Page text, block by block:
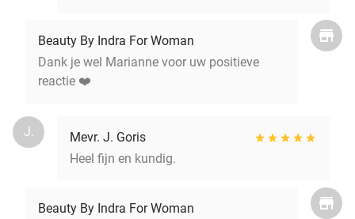
Beauty By Indra For Woman
Dank je wel Marianne voor uw positieve
reactie ❤️
J.
Mevr. J. Goris
Heel fijn en kundig.
Beauty By Indra For Woman